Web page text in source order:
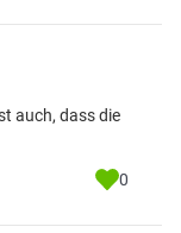
auch, dass die
0